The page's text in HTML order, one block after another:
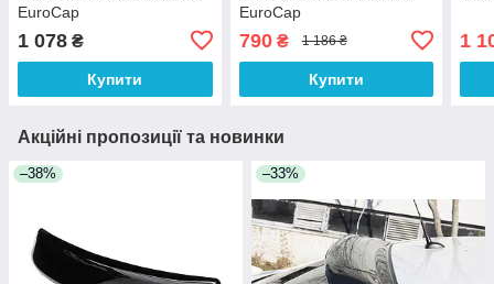
EuroCap
1 078 ₴
Купити
EuroCap
790₴ 1 186 ₴
Купити
1
Акційні пропозиції та новинки
–38% –33%